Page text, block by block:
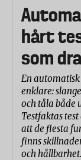
hårt
som
En
enklare:
och tåla både
Testfaktas
att de flesta
finns
och hållbarhet.